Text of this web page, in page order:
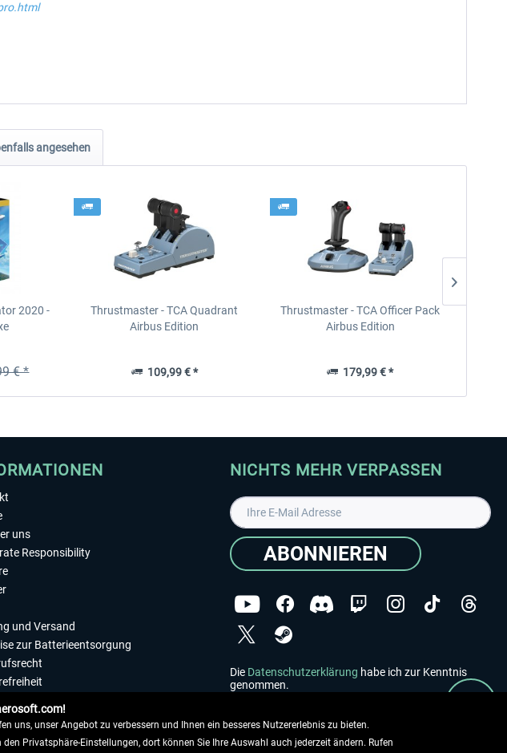
angesehen
2020 -
€ *
Thrustmaster - TCA Quadrant
Airbus Edition
109,99 € *
Thrustmaster - TCA Officer Pack
Airbus Edition
179,99 € *
uns
Responsibility
und Versand
zur Batterieentsorgung
NICHTS MEHR VERPASSEN
ABONNIEREN
Die Datenschutzerklärung habe ich zur Kenntnis
genommen.
uns, unser Angebot zu verbessern und Ihnen ein besseres Nutzererlebnis zu bieten.
Privatsphäre-Einstellungen, dort können Sie Ihre Auswahl auch jederzeit ändern. Rufen